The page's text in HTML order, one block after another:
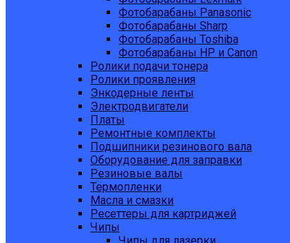
Фотобарабаны Panasonic
Фотобарабаны Sharp
Фотобарабаны Toshiba
Фотобарабаны HP и Canon
Ролики подачи тонера
Ролики проявления
Энкодерные ленты
Электродвигатели
Платы
Ремонтные комплекты
Подшипники резинового вала
Оборудование для заправки
Резиновые валы
Термопленки
Масла и смазки
Ресеттеры для картриджей
Чипы